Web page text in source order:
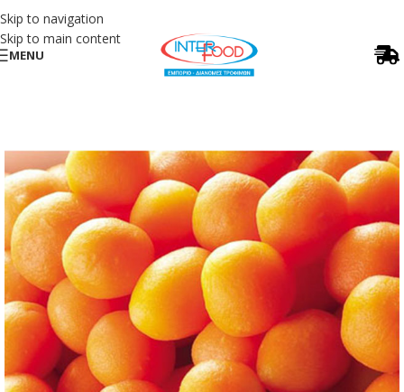
Skip to navigation
Skip to main content
MENU